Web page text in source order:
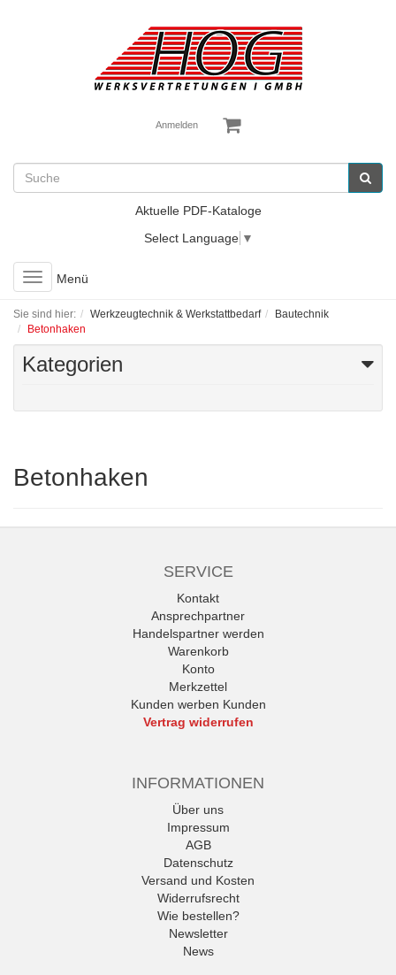
Anmelden
Aktuelle PDF-Kataloge
Select Language ▼
Toggle
navigation
Menü
Sie sind hier: Werkzeugtechnik & Werkstattbedarf
Bautechnik
Betonhaken
Kategorien
Betonhaken
SERVICE
Kontakt
Ansprechpartner
Handelspartner werden
Warenkorb
Konto
Merkzettel
Kunden werben Kunden
Vertrag widerrufen
INFORMATIONEN
Über uns
Impressum
AGB
Datenschutz
Versand und Kosten
Widerrufsrecht
Wie bestellen?
Newsletter
News